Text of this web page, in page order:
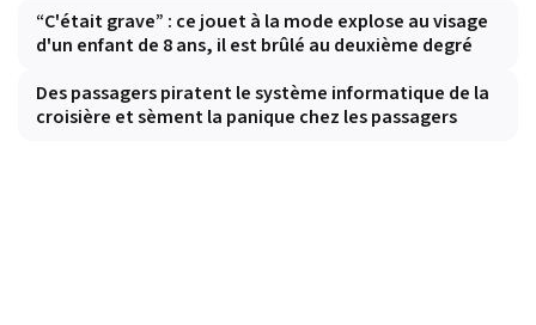
“C'était grave” : ce jouet à la mode explose au visage
d'un enfant de 8 ans, il est brûlé au deuxième degré
Des passagers piratent le système informatique de la
croisière et sèment la panique chez les passagers